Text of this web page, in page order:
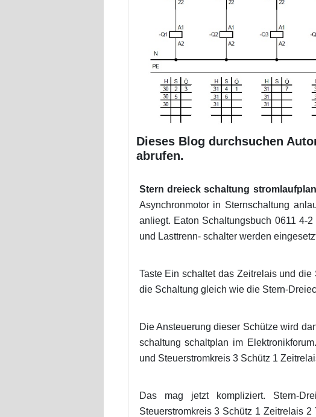
Dieses Blog durchsuchen
abrufen.
Stern dreieck schaltung stromlaufplan
Asynchronmotor in Sternschaltung
anliegt. Eaton Schaltungsbuch 0611 4-
und Lasttrenn- schalter werden
Taste Ein schaltet das Zeitrelais und
die Schaltung gleich wie die Stern-
Die Ansteuerung dieser Schütze wird
schaltung schaltplan im
und Steuerstromkreis 3 Schütz 1
Das mag jetzt kompliziert. Stern-
Steuerstromkreis 3 Schütz 1 Zeitrelais